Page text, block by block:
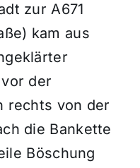
zur A671
kam aus
der
rechts von der
die Bankette
Böschung